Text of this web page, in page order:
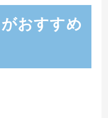
おすすめ